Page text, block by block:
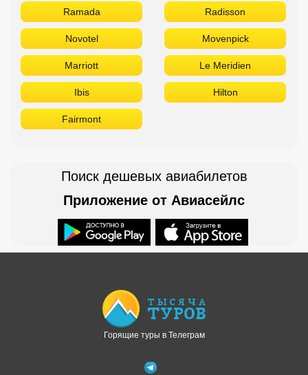
Ramada Radisson
Novotel Movenpick
Marriott Le Meridien
Ibis Hilton
Fairmont
Поиск дешевых авиабилетов
Приложение от Авиасейлс
Горящие туры в Телеграм